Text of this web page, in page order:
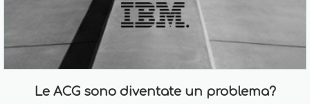
Le ACG sono diventate un problema?